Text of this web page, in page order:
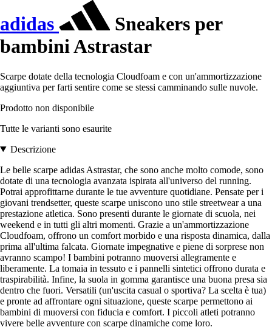
adidas
Sneakers per
bambini Astrastar
Scarpe dotate della tecnologia Cloudfoam e con un'ammortizzazione
aggiuntiva per farti sentire come se stessi camminando sulle nuvole.
Prodotto non disponibile
Tutte le varianti sono esaurite
Descrizione
Le belle scarpe adidas Astrastar, che sono anche molto comode, sono
dotate di una tecnologia avanzata ispirata all'universo del running.
Potrai approfittarne durante le tue avventure quotidiane. Pensate per i
giovani trendsetter, queste scarpe uniscono uno stile streetwear a una
prestazione atletica. Sono presenti durante le giornate di scuola, nei
weekend e in tutti gli altri momenti. Grazie a un'ammortizzazione
Cloudfoam, offrono un comfort morbido e una risposta dinamica, dalla
prima all'ultima falcata. Giornate impegnative e piene di sorprese non
avranno scampo! I bambini potranno muoversi allegramente e
liberamente. La tomaia in tessuto e i pannelli sintetici offrono durata e
traspirabilità. Infine, la suola in gomma garantisce una buona presa sia
dentro che fuori. Versatili (un'uscita casual o sportiva? La scelta è tua)
e pronte ad affrontare ogni situazione, queste scarpe permettono ai
bambini di muoversi con fiducia e comfort. I piccoli atleti potranno
vivere belle avventure con scarpe dinamiche come loro.